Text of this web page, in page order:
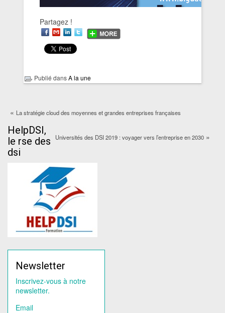
Partagez !
Publié dansA la une
« La stratégie cloud des moyennes et grandes entreprises françaises
Universités des DSI 2019 : voyager vers l’entreprise en 2030 »
HelpDSI,
le rse des
dsi
Newsletter
Inscrivez-vous à notre
newsletter.
Email